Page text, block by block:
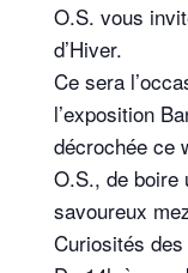
O.S. vous
d’Hiver.
Ce sera
l’exposition
décrochée ce
O.S., de boire
savoureux
Curiosités